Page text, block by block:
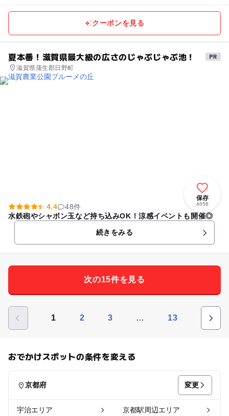
クーポンを見る
夏本番！滋賀県最大級の広さのじゃぶじゃぶ池！
滋賀県蒲生郡日野町
保存
4658
4.4
48件
水鉄砲やシャボン玉など持ち込みOK！涼感イベントも開催◎
続きをみる
次の15件を見る
1 2 3 … 13
おでかけスポットの条件を変える
京都府 変更
宇治エリア 京都駅周辺エリア